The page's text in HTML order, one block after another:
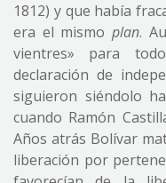
1812) y que había
era el mismo plan.
vientres» para
declaración de
siguieron siéndolo
cuando Ramón
Años atrás Bolívar
liberación por